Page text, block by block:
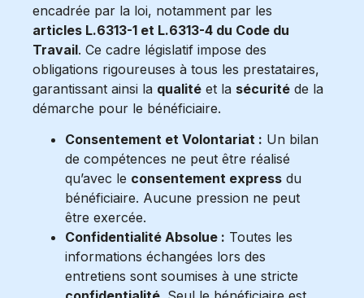
encadrée par la loi, notamment par les
articles L.6313-1 et L.6313-4 du Code du
Travail. Ce cadre législatif impose des
obligations rigoureuses à tous les prestataires,
garantissant ainsi la qualité et la sécurité de la
démarche pour le bénéficiaire.
Consentement et Volontariat : Un bilan
de compétences ne peut être réalisé
qu’avec le consentement express du
bénéficiaire. Aucune pression ne peut
être exercée.
Confidentialité Absolue : Toutes les
informations échangées lors des
entretiens sont soumises à une stricte